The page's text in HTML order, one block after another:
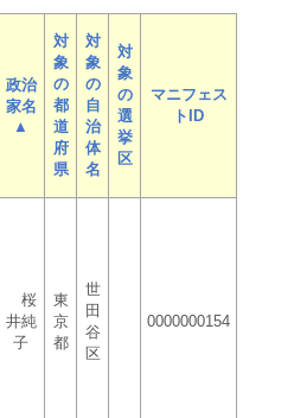
政治
家名
▲
対
象
の
都
道
府
県
対
象
の
自
治
体
名
対
象
の
選
挙
区
マニフェス
トID
桜
井純
子
東
京
都
世
田
谷
区
0000000154